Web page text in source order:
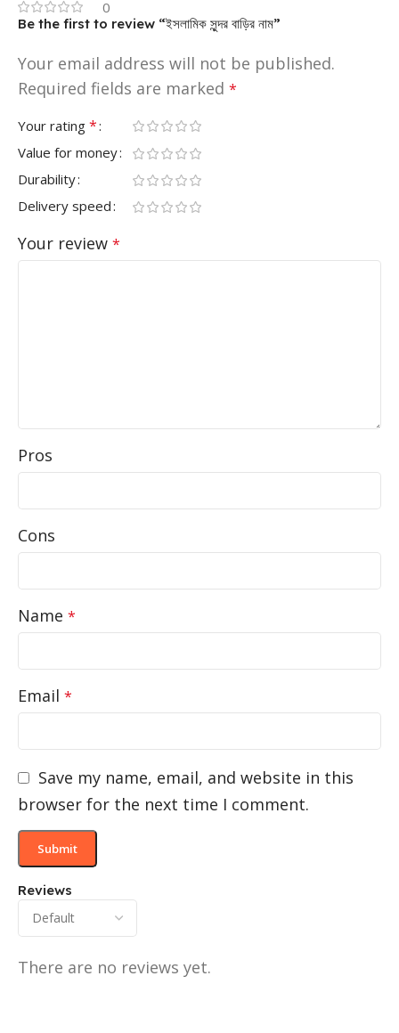
0
Reviews
There are no reviews yet.
Be the first to review “ইসলামিক সুন্দর বাড়ির নাম”
Your email address will not be published.
Required fields are marked *
Your rating *
Value for money
Durability
Delivery speed
Your review *
Pros
Cons
Name *
Email *
Save my name, email, and website in this
browser for the next time I comment.